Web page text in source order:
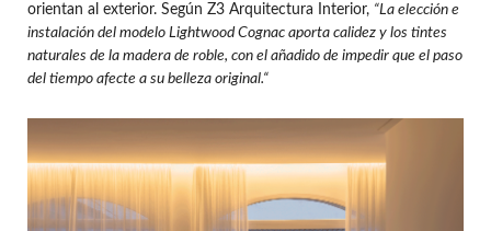
orientan al exterior. Según Z3 Arquitectura Interior, “La elección e
instalación del modelo Lightwood Cognac aporta calidez y los tintes
naturales de la madera de roble, con el añadido de impedir que el paso
del tiempo afecte a su belleza original.“